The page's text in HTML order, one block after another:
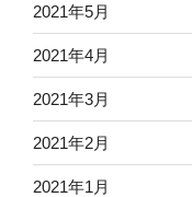
2021年5月
2021年4月
2021年3月
2021年2月
2021年1月